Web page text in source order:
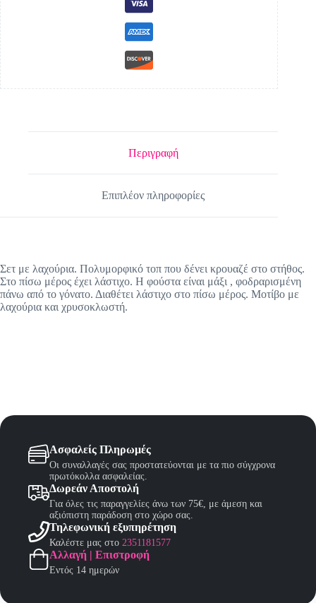
Περιγραφή
Επιπλέον πληροφορίες
Σετ με λαχούρια. Πολυμορφικό τοπ που δένει κρουαζέ στο στήθος.
Στο πίσω μέρος έχει λάστιχο. Η φούστα είναι μάξι , φοδραρισμένη
πάνω από το γόνατο. Διαθέτει λάστιχο στο πίσω μέρος. Μοτίβο με
λαχούρια και χρυσοκλωστή.
Ασφαλείς Πληρωμές
Οι συναλλαγές σας προστατεύονται με τα πιο σύγχρονα
πρωτόκολλα ασφαλείας.
Δωρεάν Αποστολή
Για όλες τις παραγγελίες άνω των 75€, με άμεση και
αξιόπιστη παράδοση στο χώρο σας.
Τηλεφωνική εξυπηρέτηση
Καλέστε μας στο 2351181577
Αλλαγή | Επιστροφή
Εντός 14 ημερών